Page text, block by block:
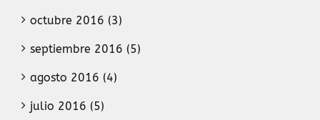
octubre 2016 (3)
septiembre 2016 (5)
agosto 2016 (4)
julio 2016 (5)